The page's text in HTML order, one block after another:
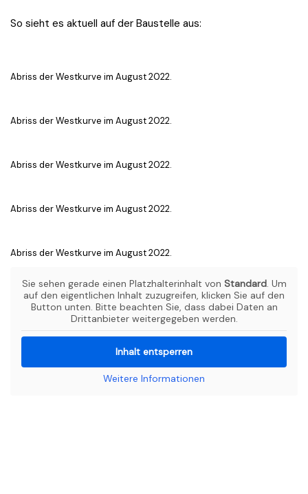
So sieht es aktuell auf der Baustelle aus:
Abriss der Westkurve im August 2022.
Abriss der Westkurve im August 2022.
Abriss der Westkurve im August 2022.
Abriss der Westkurve im August 2022.
Abriss der Westkurve im August 2022.
Sie sehen gerade einen Platzhalterinhalt von Standard. Um
auf den eigentlichen Inhalt zuzugreifen, klicken Sie auf den
Button unten. Bitte beachten Sie, dass dabei Daten an
Drittanbieter weitergegeben werden.
Inhalt entsperren
Weitere Informationen